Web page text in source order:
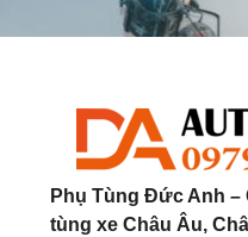
Phụ Tùng Đức Anh –
tùng xe Châu Âu,